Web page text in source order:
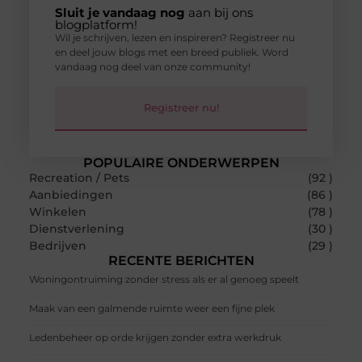
POPULAIRE ONDERWERPEN
Recreation / Pets
(92 )
Aanbiedingen
(86 )
Winkelen
(78 )
Dienstverlening
(30 )
Bedrijven
(29 )
RECENTE BERICHTEN
Woningontruiming zonder stress als er al genoeg speelt
Maak van een galmende ruimte weer een fijne plek
Ledenbeheer op orde krijgen zonder extra werkdruk
Sluit je vandaag nog aan bij ons
blogplatform!
Wil je schrijven, lezen en inspireren? Registreer nu
en deel jouw blogs met een breed publiek. Word
vandaag nog deel van onze community!
Registreer nu!